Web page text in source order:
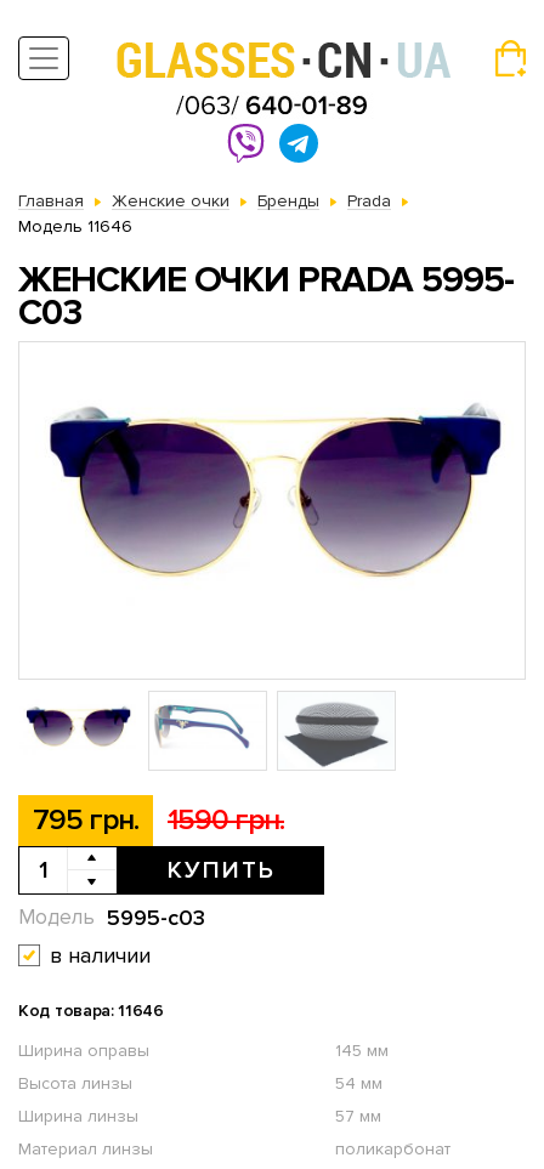
Главная Женские очки Бренды
Prada
Модель 11646
ЖЕНСКИЕ ОЧКИ PRADA 5995-
C03
795 грн. 1590 грн.
КУПИТЬ
5995-c03
Модель
в наличии
Код товара: 11646
Ширина оправы
145 мм
Высота линзы
54 мм
Ширина линзы
57 мм
Материал линзы
поликарбонат